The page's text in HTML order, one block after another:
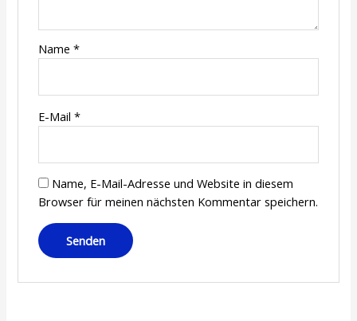
Name *
E-Mail *
Name, E-Mail-Adresse und Website in diesem
Browser für meinen nächsten Kommentar speichern.